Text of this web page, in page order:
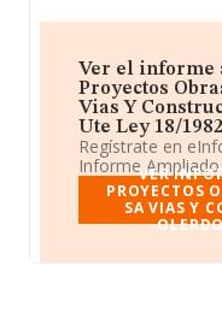
Ver el informe
Proyectos
Vias Y
Ute Ley 18/
Regístrate en
InformeVER
PROYECTOS
SA VIAS Y